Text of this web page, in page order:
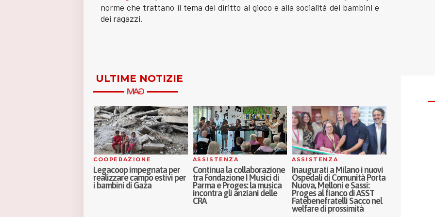
norme che trattano il tema del diritto al gioco e alla socialità dei bambini e
dei ragazzi.
ULTIME NOTIZIE
COOPERAZIONE
Legacoop impegnata per
realizzare campo estivi per
i bambini di Gaza
ASSISTENZA
Continua la collaborazione
tra Fondazione I Musici di
Parma e Proges: la musica
incontra gli anziani delle
CRA
ASSISTENZA
Inaugurati a Milano i nuovi
Ospedali di Comunità Porta
Nuova, Melloni e Sassi:
Proges al fianco di ASST
Fatebenefratelli Sacco nel
welfare di prossimità
Oltre i ruoli
parità di
Francesca